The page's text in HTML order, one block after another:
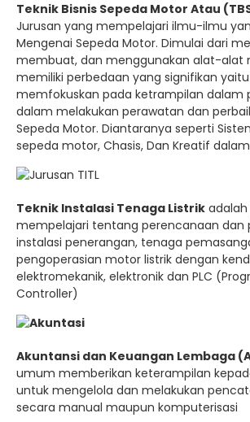
Teknik Bisnis Sepeda Motor Atau
Jurusan yang mempelajari ilmu-ilmu
Mengenai Sepeda Motor. Dimulai dari
membuat, dan menggunakan alat-alat
memiliki perbedaan yang signifikan
memfokuskan pada ketrampilan dalam
dalam melakukan perawatan dan
Sepeda Motor. Diantaranya seperti
sepeda motor, Chasis, Dan Kreatif
Teknik Instalasi Tenaga Listrik
mempelajari tentang perencanaan dan
instalasi penerangan, tenaga
pengoperasian motor listrik dengan
elektromekanik, elektronik dan PLC
Controller)
Akuntansi dan Keuangan Lembaga
umum memberikan keterampilan
untuk mengelola dan melakukan
secara manual maupun komputerisasi